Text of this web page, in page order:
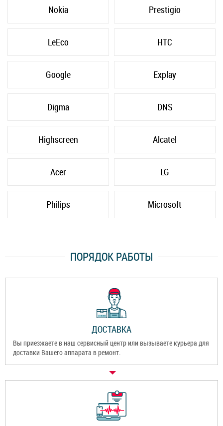
Nokia Prestigio
LeEco HTC
Google Explay
Digma DNS
Highscreen Alcatel
Acer LG
Philips Microsoft
ПОРЯДОК РАБОТЫ
ДОСТАВКА
Вы приезжаете в наш сервисный центр или вызываете курьера для
доставки Вашего аппарата в ремонт.